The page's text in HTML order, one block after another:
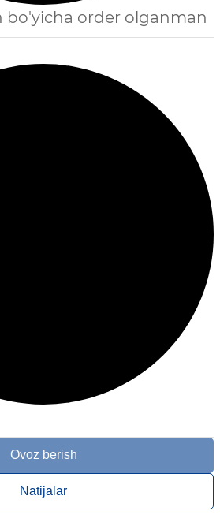
bo'yicha order olganman
Ovoz berish
Natijalar